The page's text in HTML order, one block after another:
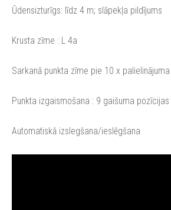
Ūdensizturīgs: līdz 4 m; slāpekļa pildījums
Krusta zīme : L 4a
Sarkanā punkta zīme pie 10 x
Punkta izgaismošana : 9 gaišuma pozīcijas
Automatiskā izslegšana/ieslēgšana